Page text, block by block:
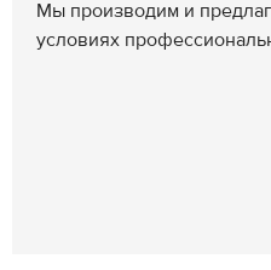
Мы производим и
условиях